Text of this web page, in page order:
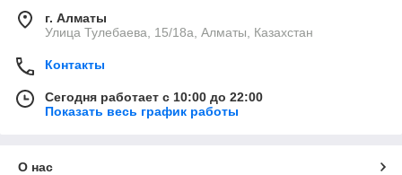
г. Алматы
Улица Тулебаева, 15/18а, Алматы, Казахстан
Контакты
Сегодня работает с 10:00 до 22:00
Показать весь график работы
О нас